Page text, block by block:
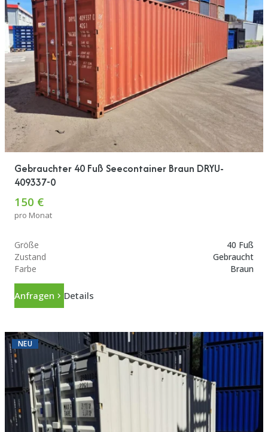
Gebrauchter 40 Fuß Seecontainer Braun DRYU-
409337-0
150 €
pro Monat
Größe
40 Fuß
Zustand
Gebraucht
Farbe
Braun
Anfragen Details
NEU